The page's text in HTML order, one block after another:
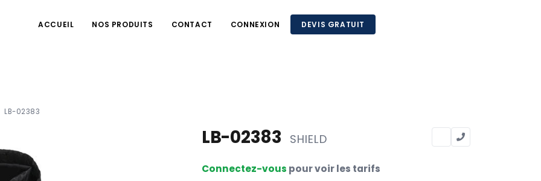
ACCUEIL NOS PRODUITS CONTACT CONNEXION DEVIS GRATUIT
LB-02383
LB-02383 SHIELD
Connectez-vous pour voir les tarifs